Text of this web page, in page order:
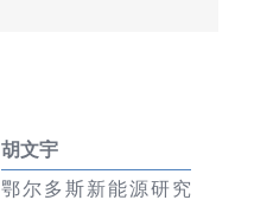
胡文宇
鄂尔多斯新能源研究